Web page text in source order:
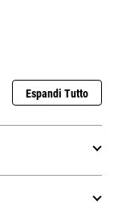
Espandi Tutto